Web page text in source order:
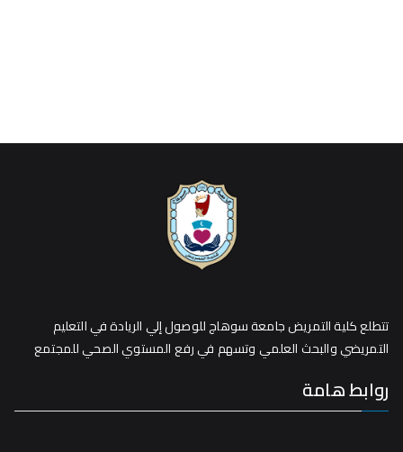
تتطلع كلية التمريض جامعة سوهاج للوصول إلي الريادة في التعليم
التمريضي والبحث العلمي وتسهم في رفع المستوي الصحي للمجتمع
روابط هامة